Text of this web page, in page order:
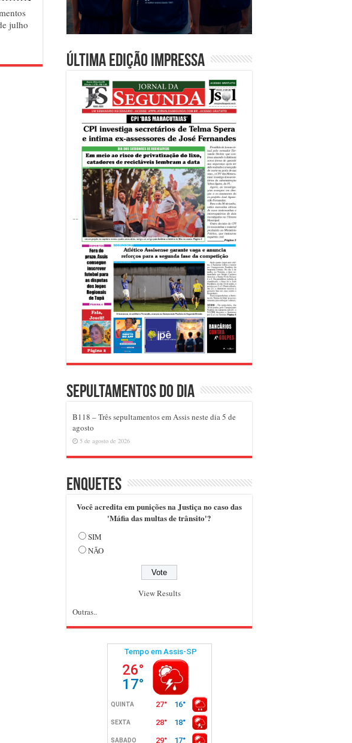
julho
Última edição impressa
Sepultamentos do dia
B118 – Três sepultamentos em Assis neste dia 5 de
agosto
5 de agosto de 2026
Enquetes
Você acredita em punições na Justiça no caso das
'Máfia das multas de trânsito'?
SIM
NÃO
View Results
Outras..